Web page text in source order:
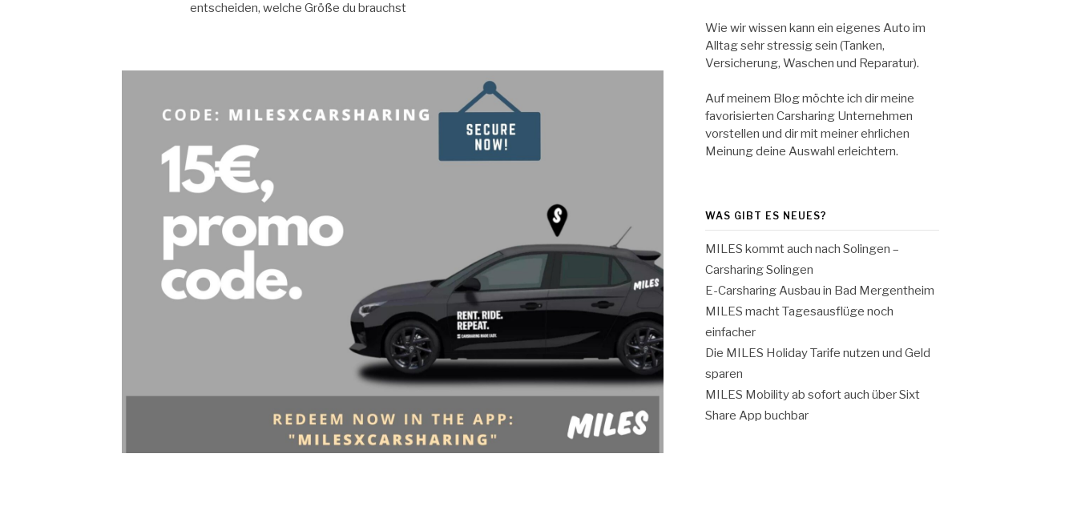
entscheiden, welche Größe du brauchst
Wie wir wissen kann ein eigenes Auto im
Alltag sehr stressig sein (Tanken,
Versicherung, Waschen und Reparatur).
Auf meinem Blog möchte ich dir meine
favorisierten Carsharing Unternehmen
vorstellen und dir mit meiner ehrlichen
Meinung deine Auswahl erleichtern.
WAS GIBT ES NEUES?
MILES kommt auch nach Solingen –
Carsharing Solingen
E-Carsharing Ausbau in Bad Mergentheim
MILES macht Tagesausflüge noch
einfacher
Die MILES Holiday Tarife nutzen und Geld
sparen
MILES Mobility ab sofort auch über Sixt
Share App buchbar